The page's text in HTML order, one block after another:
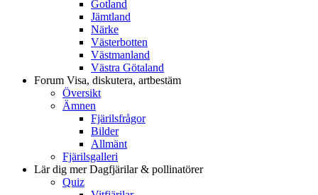
Gotland
Jämtland
Närke
Västerbotten
Västmanland
Västra Götaland
Forum Visa, diskutera, artbestäm
Översikt
Ämnen
Fjärilsfrågor
Bilder
Allmänt
Fjärilsgalleri
Lär dig merDagfjärilar & pollinatörer
Quiz